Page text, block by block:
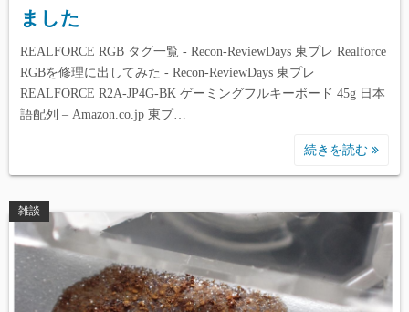
ました
REALFORCE RGB タグ一覧 - Recon-ReviewDays 東プレ Realforce
RGBを修理に出してみた - Recon-ReviewDays 東プレ
REALFORCE R2A-JP4G-BK ゲーミングフルキーボード 45g 日本
語配列 – Amazon.co.jp 東プ…
続きを読む
雑談